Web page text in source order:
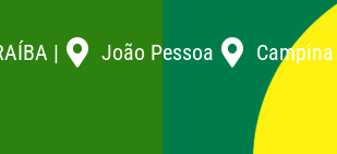
| João Pessoa